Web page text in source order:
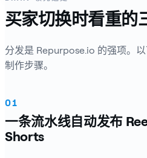
买家切换时看重的
分发是 Repurpose.io 的强项。
制作步骤。
01
一条流水线自动发布
Shorts